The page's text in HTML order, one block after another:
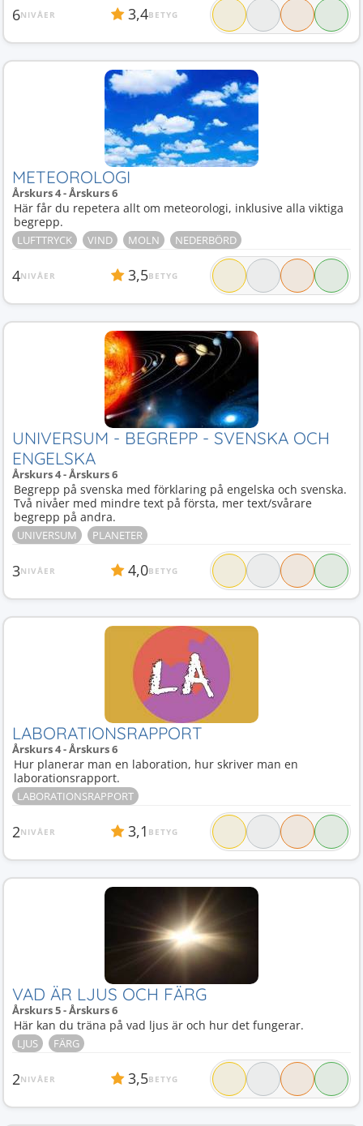
6NIVÅER 3,4BETYG
METEOROLOGI
Årskurs 4 - Årskurs 6
Här får du repetera allt om meteorologi, inklusive alla viktiga
begrepp.
LUFTTRYCK VIND MOLN NEDERBÖRD
4NIVÅER 3,5BETYG
UNIVERSUM - BEGREPP - SVENSKA OCH
ENGELSKA
Årskurs 4 - Årskurs 6
Begrepp på svenska med förklaring på engelska och svenska.
Två nivåer med mindre text på första, mer text/svårare
begrepp på andra.
UNIVERSUM PLANETER
3NIVÅER 4,0BETYG
LABORATIONSRAPPORT
Årskurs 4 - Årskurs 6
Hur planerar man en laboration, hur skriver man en
laborationsrapport.
LABORATIONSRAPPORT
2NIVÅER 3,1 BETYG
VAD ÄR LJUS OCH FÄRG
Årskurs 5 - Årskurs 6
Här kan du träna på vad ljus är och hur det fungerar.
LJUS FÄRG
2NIVÅER 3,5BETYG